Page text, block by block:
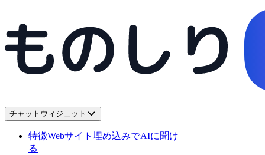
チャットウィジェット
特徴Webサイト埋め込みでAIに聞け
る